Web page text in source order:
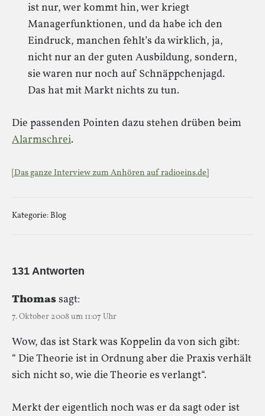
ist nur, wer kommt hin, wer kriegt
Managerfunktionen, und da habe ich den
Eindruck, manchen fehlt’s da wirklich, ja,
nicht nur an der guten Ausbildung, sondern,
sie waren nur noch auf Schnäppchenjagd.
Das hat mit Markt nichts zu tun.
Die passenden Pointen dazu stehen drüben beim
Alarmschrei.
[Das ganze Interview zum Anhören auf radioeins.de]
Kategorie:Blog
131 Antworten
Thomassagt:
7. Oktober 2008 um 11:07 Uhr
Wow, das ist Stark was Koppelin da von sich gibt:
“ Die Theorie ist in Ordnung aber die Praxis verhält
sich nicht so, wie die Theorie es verlangt“.
Merkt der eigentlich noch was er da sagt oder ist